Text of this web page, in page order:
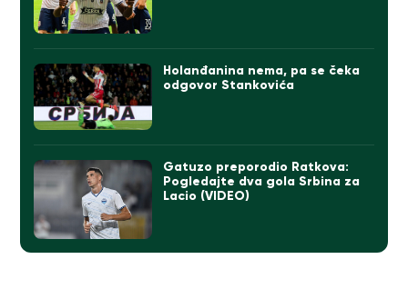
Holanđanina nema, pa se čeka
odgovor Stankovića
Gatuzo preporodio Ratkova:
Pogledajte dva gola Srbina za
Lacio (VIDEO)